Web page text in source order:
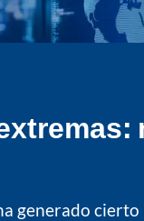
generado